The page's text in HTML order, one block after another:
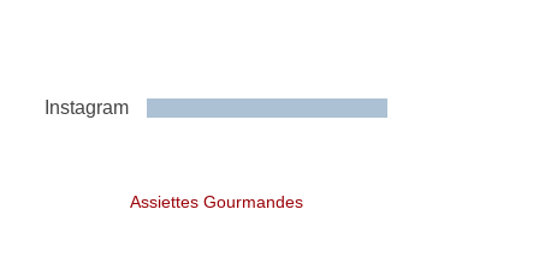
Instagram
Assiettes Gourmandes